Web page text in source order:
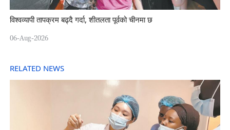
विश्वव्यापी तापक्रम बढ्दै गर्दा, शीतलता पूर्वको चीनमा छ
06-Aug-2026
RELATED NEWS